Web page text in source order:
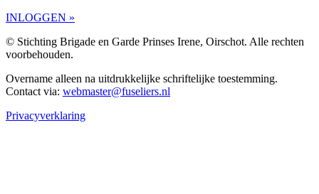
INLOGGEN »
© Stichting Brigade en Garde Prinses Irene, Oirschot. Alle rechten
voorbehouden.
Overname alleen na uitdrukkelijke schriftelijke toestemming.
Contact via: webmaster@fuseliers.nl
Privacyverklaring